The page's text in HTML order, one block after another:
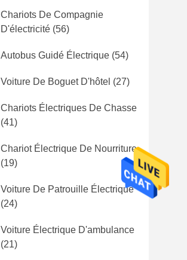
Chariots De Compagnie
D'électricité (56)
Autobus Guidé Électrique (54)
Voiture De Boguet D'hôtel (27)
Chariots Électriques De Chasse
(41)
Chariot Électrique De Nourriture
(19)
Voiture De Patrouille Électrique
(24)
Voiture Électrique D'ambulance
(21)